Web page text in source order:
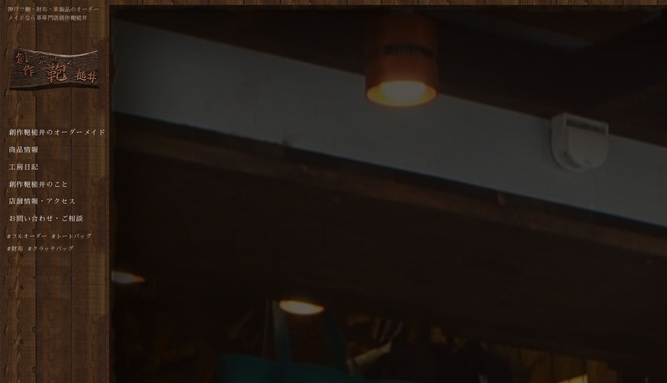
神戸で鞄・財布・革製品のオーダー
メイドなら革専門店創作鞄槌井
創作鞄槌井のオーダーメイド
商品情報
工房日記
創作鞄槌井のこと
店舗情報・アクセス
お問い合わせ・ご相談
フルオーダー トートバッグ
財布 クラッチバッグ